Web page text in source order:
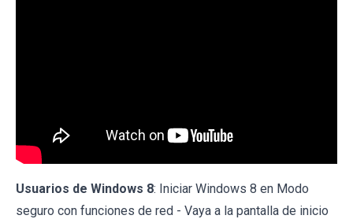
Usuarios de Windows 8: Iniciar Windows 8 en Modo
seguro con funciones de red - Vaya a la pantalla de inicio